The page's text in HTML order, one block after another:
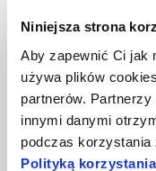
Niniejsza strona
Aby zapewnić Ci jak
używa plików
partnerów.
innymi danymi
podczas korzystania
Polityką
Co to jest WAF
dlaczego jest
aplikacji